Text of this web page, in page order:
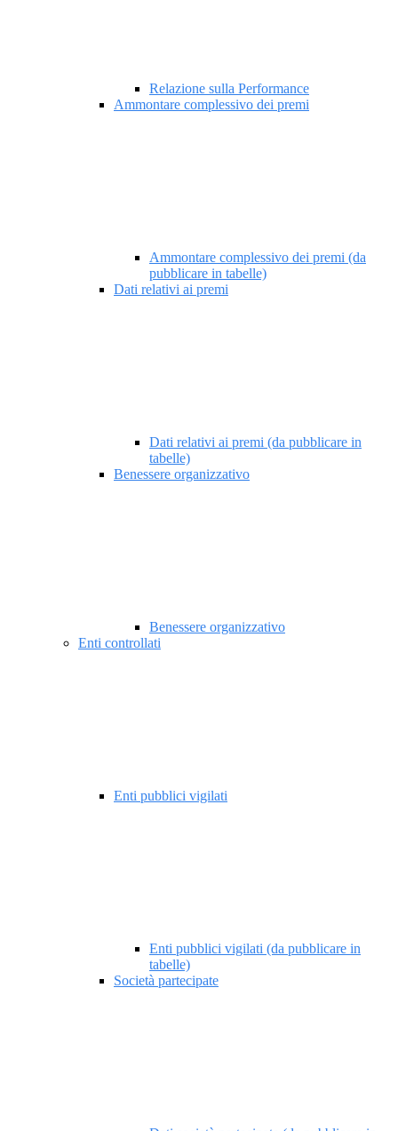
Relazione sulla Performance
Ammontare complessivo dei premi
Ammontare complessivo dei premi (da
pubblicare in tabelle)
Dati relativi ai premi
Dati relativi ai premi (da pubblicare in
tabelle)
Benessere organizzativo
Benessere organizzativo
Enti controllati
Enti pubblici vigilati
Enti pubblici vigilati (da pubblicare in
tabelle)
Società partecipate